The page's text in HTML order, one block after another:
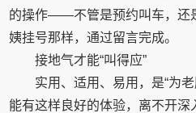
的操作——不管是预约叫车，还
姨挂号那样，通过留言完成。
接地气才能“叫得应”
实用、适用、易用，是“为
能有这样良好的体验，离不开深